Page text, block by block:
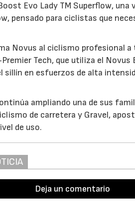
Evo Lady TM Superflow, una
pensado para ciclistas que
Novus al ciclismo profesional
Tech, que utiliza el
sillín en esfuerzos de alta
ampliando una de sus
de carretera y Gravel,
de uso.
Deja un comentario